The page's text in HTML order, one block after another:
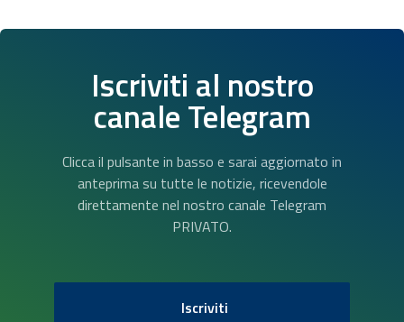
Iscriviti al nostro
canale Telegram
Clicca il pulsante in basso e sarai aggiornato in
anteprima su tutte le notizie, ricevendole
direttamente nel nostro canale Telegram
PRIVATO.
Iscriviti